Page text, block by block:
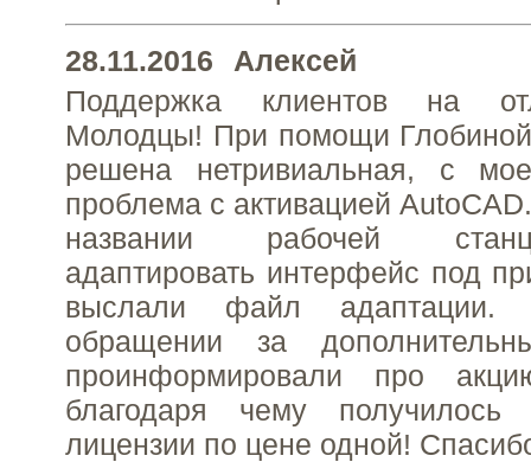
28.11.2016
Алексей
Поддержка клиентов на
Молодцы! При помощи
решена нетривиальная, с
проблема с активацией
названии рабочей
адаптировать интерфейс под
выслали файл адаптации.
обращении за
проинформировали про
благодаря чему получилось
лицензии по цене одной!